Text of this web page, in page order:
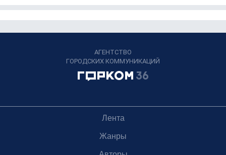
АГЕНТСТВО
ГОРОДСКИХ КОММУНИКАЦИЙ
Лента
Жанры